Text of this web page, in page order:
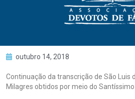
outubro 14, 2018
Continuação da transcrição de São Luis
Milagres obtidos por meio do Santíssimo